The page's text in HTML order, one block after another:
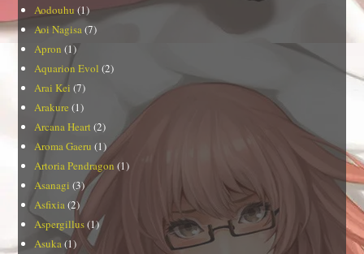
Aodouhu (1)
Aoi Nagisa(7)
Apron (1)
Aquarion Evol (2)
Arai Kei (7)
Arakure (1)
Arcana Heart (2)
Aroma Gaeru (1)
Artoria Pendragon (1)
Asanagi (3)
Asfixia(2)
Aspergillus(1)
Asuka(1)